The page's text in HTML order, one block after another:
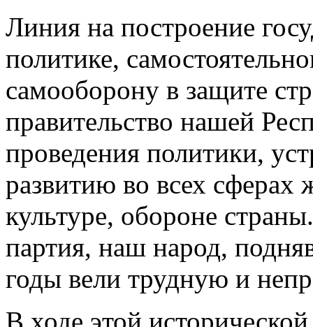
Линия на построение
политике,
самооборону в защите
правительство нашей
проведения политики,
развитию во всех сферах
культуре, обороне
партия, наш народ,
годы вели трудную и
В ходе этой